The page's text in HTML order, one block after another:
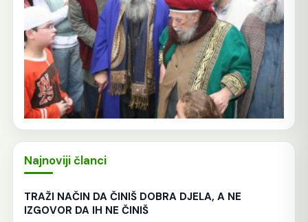
Najnoviji članci
TRAŽI NAČIN DA ČINIŠ DOBRA DJELA, A NE
IZGOVOR DA IH NE ČINIŠ